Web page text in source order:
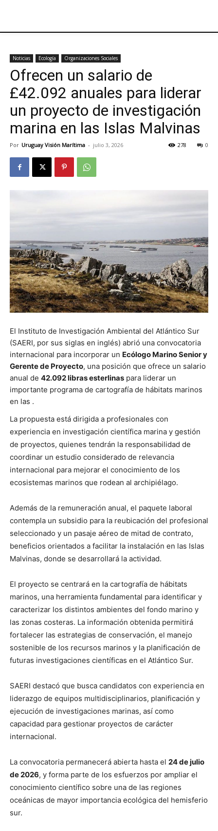
Noticias Ecología Organizaciones Sociales
Ofrecen un salario de
£42.092 anuales para liderar
un proyecto de investigación
marina en las Islas Malvinas
Por Uruguay Visión Marítima - julio 3, 2026 0
278
El Instituto de Investigación Ambiental del Atlántico Sur
(SAERI, por sus siglas en inglés) abrió una convocatoria
internacional para incorporar un Ecólogo Marino Senior y
Gerente de Proyecto, una posición que ofrece un salario
anual de 42.092 libras esterlinas para liderar un
importante programa de cartografía de hábitats marinos
en las .
La propuesta está dirigida a profesionales con
experiencia en investigación científica marina y gestión
de proyectos, quienes tendrán la responsabilidad de
coordinar un estudio considerado de relevancia
internacional para mejorar el conocimiento de los
ecosistemas marinos que rodean al archipiélago.
Además de la remuneración anual, el paquete laboral
contempla un subsidio para la reubicación del profesional
seleccionado y un pasaje aéreo de mitad de contrato,
beneficios orientados a facilitar la instalación en las Islas
Malvinas, donde se desarrollará la actividad.
El proyecto se centrará en la cartografía de hábitats
marinos, una herramienta fundamental para identificar y
caracterizar los distintos ambientes del fondo marino y
las zonas costeras. La información obtenida permitirá
fortalecer las estrategias de conservación, el manejo
sostenible de los recursos marinos y la planificación de
futuras investigaciones científicas en el Atlántico Sur.
SAERI destacó que busca candidatos con experiencia en
liderazgo de equipos multidisciplinarios, planificación y
ejecución de investigaciones marinas, así como
capacidad para gestionar proyectos de carácter
internacional.
La convocatoria permanecerá abierta hasta el 24 de julio
de 2026, y forma parte de los esfuerzos por ampliar el
conocimiento científico sobre una de las regiones
oceánicas de mayor importancia ecológica del hemisferio
sur.